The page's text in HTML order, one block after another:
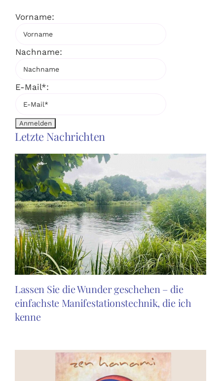
Vorname:
Nachname:
E-Mail*:
Letzte Nachrichten
Lassen Sie die Wunder geschehen – die
einfachste Manifestationstechnik, die ich
kenne